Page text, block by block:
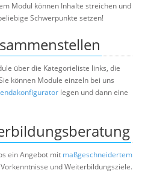
Modul können Inhalte streichen und
Schwerpunkte setzen!
über die Kategorieliste links, die
können Module einzeln bei uns
legen und dann eine
ein Angebot mit maßgeschneidertem
und Weiterbildungsziele.